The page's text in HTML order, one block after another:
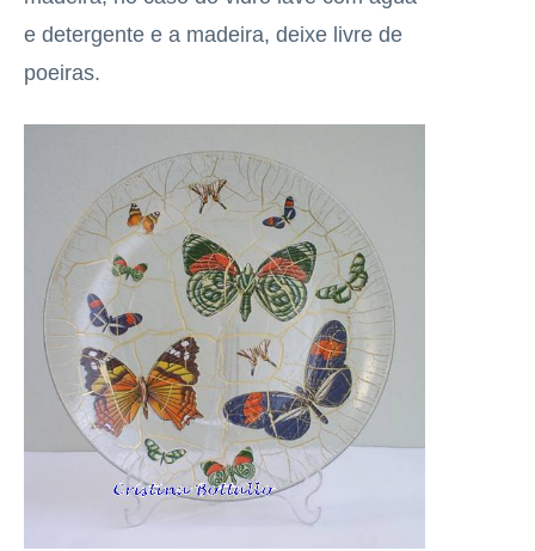
e detergente e a madeira, deixe livre de
poeiras.